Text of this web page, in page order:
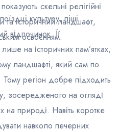
скельні релігійні
та історичний ландшафт,
освоєнням.
культуру, піші
відпочинок. Її
на історичних пам’ятках,
ландшафті, який сам по
регіон добре підходить
зосередженого на огляді
на природі. Навіть коротке
навколо печерних